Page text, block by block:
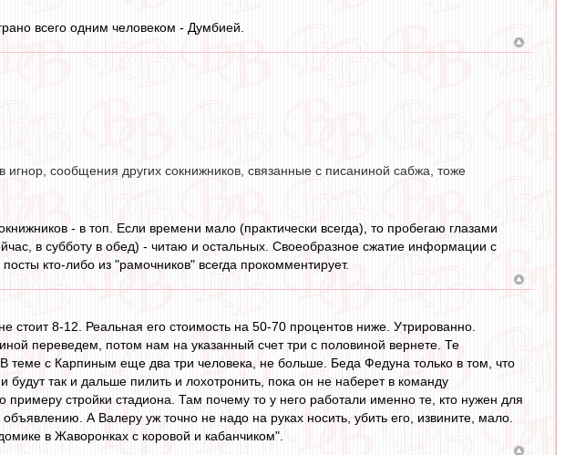
всего одним человеком - Думбией.
игнор, сообщения других сокнижников, связанные с писаниной сабжа, тоже
- в топ. Если времени мало (практически всегда), то пробегаю глазами
в субботу в обед) - читаю и остальных. Своеобразное сжатие информации с
кто-либо из "рамочников" всегда прокомментирует.
стоит 8-12. Реальная его стоимость на 50-70 процентов ниже. Утрированно.
переведем, потом нам на указанный счет три с половиной вернете. Те
с Карпиным еще два три человека, не больше. Беда Федуна только в том, что
так и дальше пилить и лохотронить, пока он не наберет в команду
стройки стадиона. Там почему то у него работали именно те, кто нужен для
А Валеру уж точно не надо на руках носить, убить его, извините, мало.
в Жаворонках с коровой и кабанчиком".